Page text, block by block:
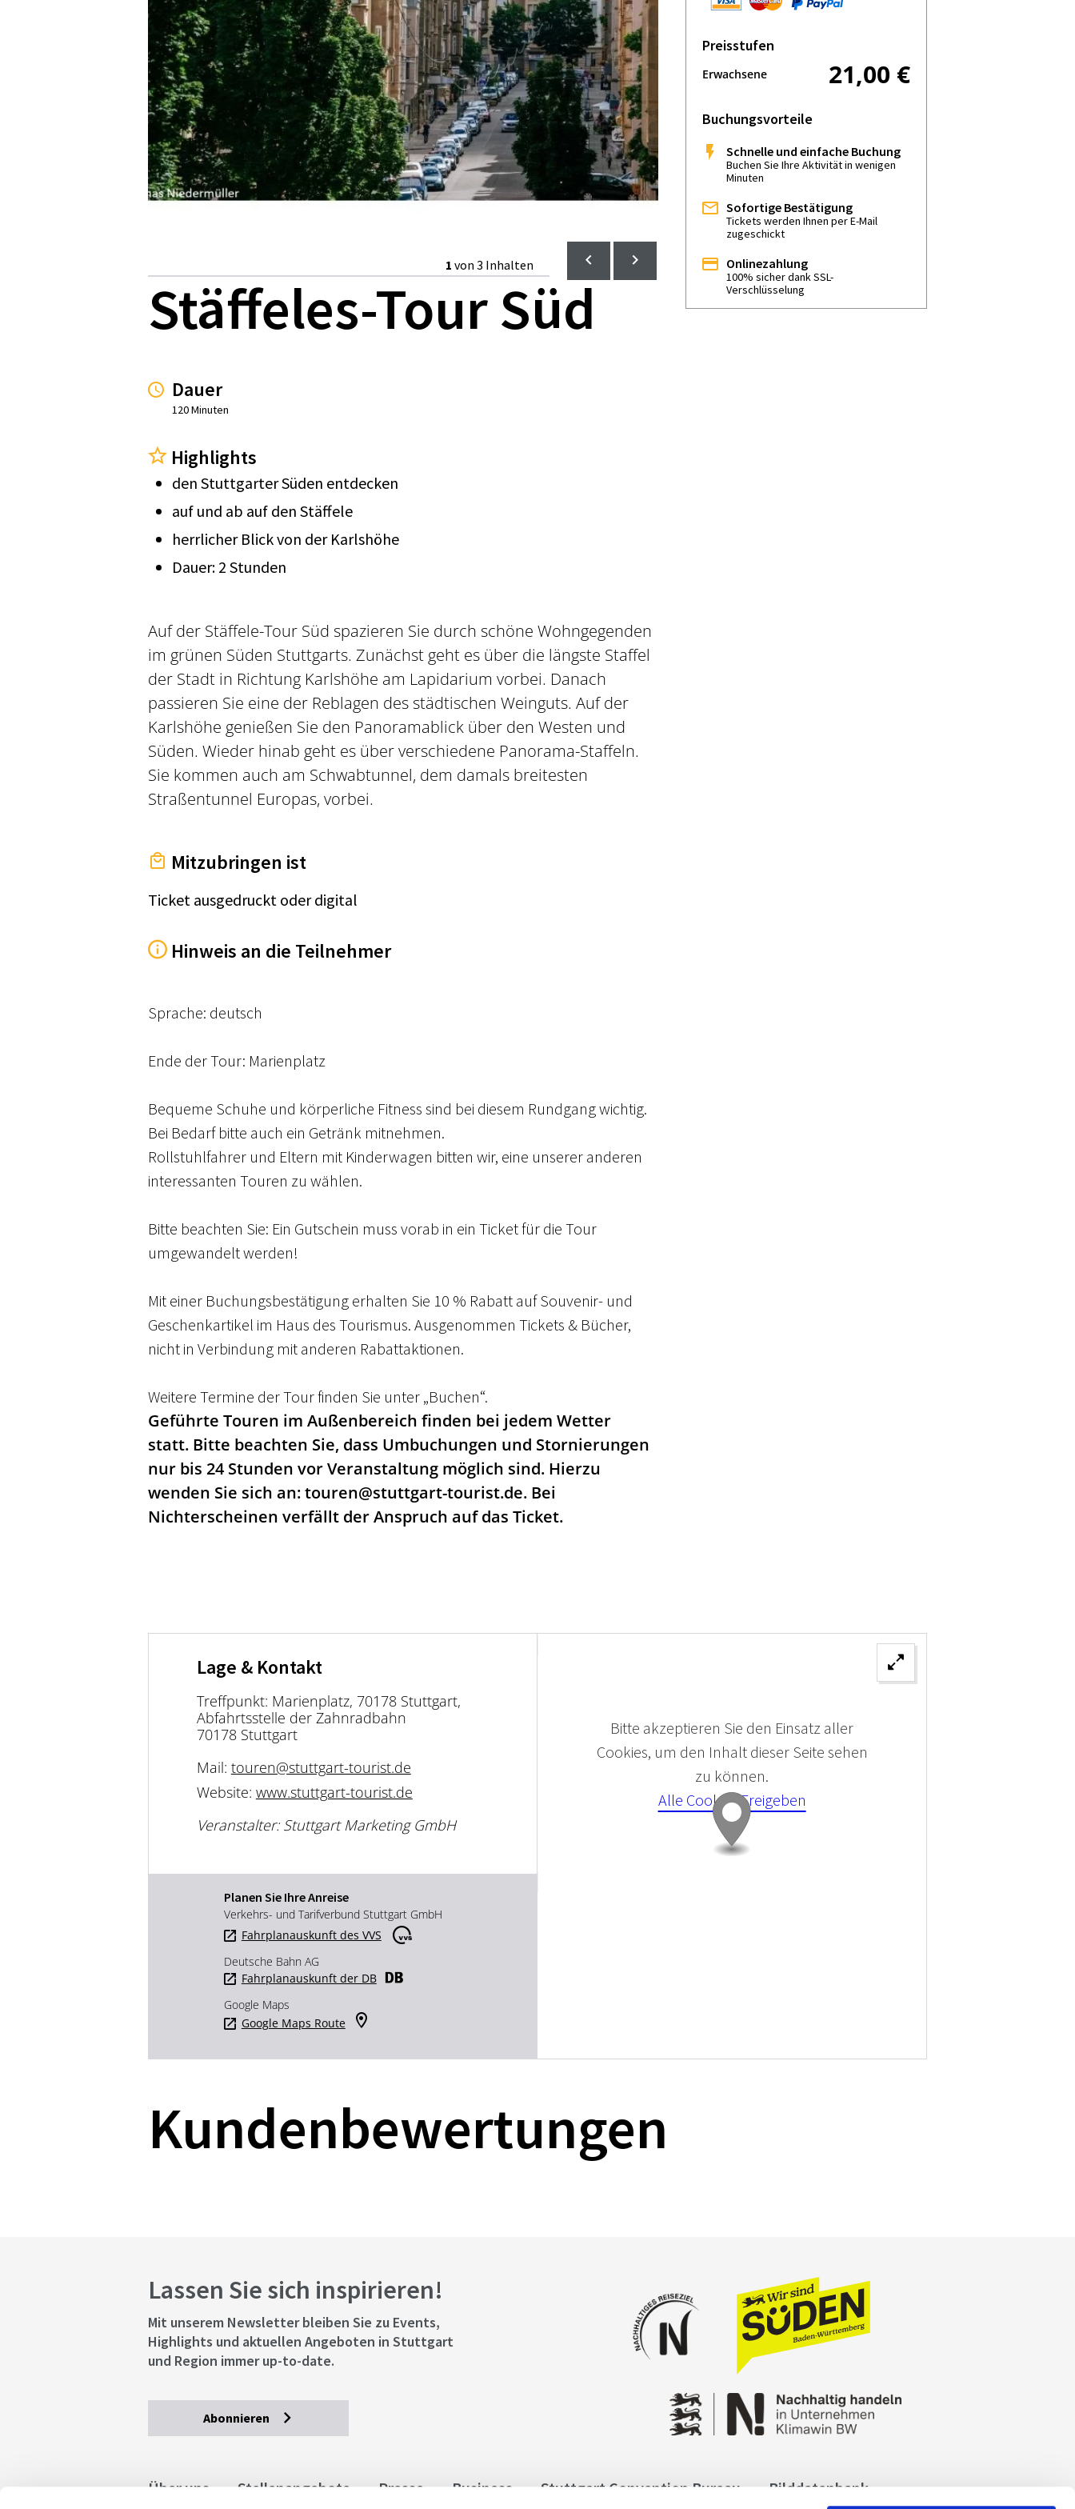
1 von 3 Inhalten
Stäffeles-Tour Süd
Dauer
120 Minuten
Highlights
den Stuttgarter Süden entdecken
auf und ab auf den Stäffele
herrlicher Blick von der Karlshöhe
Dauer: 2 Stunden
Auf der Stäffele-Tour Süd spazieren Sie durch schöne Wohngegenden
im grünen Süden Stuttgarts. Zunächst geht es über die längste Staffel
der Stadt in Richtung Karlshöhe am Lapidarium vorbei. Danach
passieren Sie eine der Reblagen des städtischen Weinguts. Auf der
Karlshöhe genießen Sie den Panoramablick über den Westen und
Süden. Wieder hinab geht es über verschiedene Panorama-Staffeln.
Sie kommen auch am Schwabtunnel, dem damals breitesten
Straßentunnel Europas, vorbei.
Mitzubringen ist
Ticket ausgedruckt oder digital
Hinweis an die Teilnehmer
Sprache: deutsch
Ende der Tour: Marienplatz
Bequeme Schuhe und körperliche Fitness sind bei diesem Rundgang wichtig.
Bei Bedarf bitte auch ein Getränk mitnehmen.
Rollstuhlfahrer und Eltern mit Kinderwagen bitten wir, eine unserer anderen
interessanten Touren zu wählen.
Bitte beachten Sie: Ein Gutschein muss vorab in ein Ticket für die Tour
umgewandelt werden!
Mit einer Buchungsbestätigung erhalten Sie 10 % Rabatt auf Souvenir- und
Geschenkartikel im Haus des Tourismus. Ausgenommen Tickets & Bücher,
nicht in Verbindung mit anderen Rabattaktionen.
Weitere Termine der Tour finden Sie unter „Buchen“.
Geführte Touren im Außenbereich finden bei jedem Wetter
statt. Bitte beachten Sie, dass Umbuchungen und Stornierungen
nur bis 24 Stunden vor Veranstaltung möglich sind. Hierzu
wenden Sie sich an: touren@stuttgart-tourist.de. Bei
Nichterscheinen verfällt der Anspruch auf das Ticket.
Preisstufen
Erwachsene 21,00 €
Buchungsvorteile
Schnelle und einfache Buchung
Buchen Sie Ihre Aktivität in wenigen
Minuten
Sofortige Bestätigung
Tickets werden Ihnen per E-Mail
zugeschickt
Onlinezahlung
100% sicher dank SSL-
Verschlüsselung
Lage & Kontakt
Treffpunkt: Marienplatz, 70178 Stuttgart,
Abfahrtsstelle der Zahnradbahn
70178 Stuttgart
Mail: touren@stuttgart-tourist.de
Website: www.stuttgart-tourist.de
Veranstalter: Stuttgart Marketing GmbH
Planen Sie Ihre Anreise
Verkehrs- und Tarifverbund Stuttgart GmbH
Fahrplanauskunft des VVS
Deutsche Bahn AG
Fahrplanauskunft der DB
Google Maps
Google Maps Route
Bitte akzeptieren Sie den Einsatz aller
Cookies, um den Inhalt dieser Seite sehen
zu können.
Alle Cookies Freigeben
Kundenbewertungen
Lassen Sie sich inspirieren!
Mit unserem Newsletter bleiben Sie zu Events,
Highlights und aktuellen Angeboten in Stuttgart
und Region immer up-to-date.
Abonnieren
Über uns Stellenangebote Presse Business Stuttgart Convention Bureau Bilddatenbank